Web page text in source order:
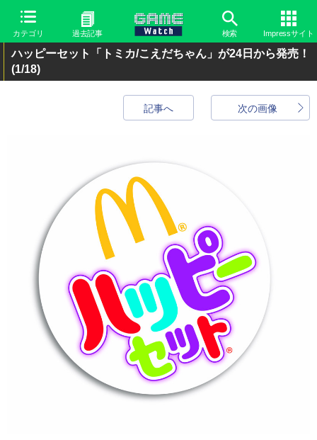
カテゴリ 過去記事 検索 Impressサイト
ハッピーセット「トミカ/こえだちゃん」が24日から発売！
(1/18)
次の画像
記事へ